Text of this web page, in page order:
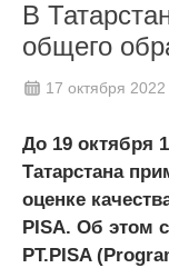
В
общего
17 октября 2022
До 19 октября
Татарстана
оценке
PISA. Об этом
РТ.PISA